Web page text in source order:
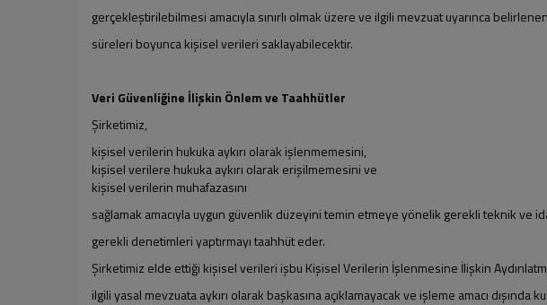
gerçekleştirilebilmesi amacıyla sınırlı olmak üzere ve ilgili mevzuat uyarınca
süreleri boyunca kişisel verileri saklayabilecektir.
Veri Güvenliğine İlişkin Önlem ve Taahhütler
Şirketimiz,
kişisel verilerin hukuka aykırı olarak işlenmemesini,
kişisel verilere hukuka aykırı olarak erişilmemesini ve
kişisel verilerin muhafazasını
sağlamak amacıyla uygun güvenlik düzeyini temin etmeye yönelik gerekli teknik ve
gerekli denetimleri yaptırmayı taahhüt eder.
Şirketimiz elde ettiği kişisel verileri işbu Kişisel Verilerin İşlenmesine İlişkin
ilgili yasal mevzuata aykırı olarak başkasına açıklamayacak ve işleme amacı dışında